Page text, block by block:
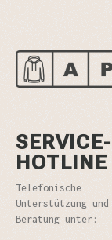
SERVICE-
HOTLINE
Telefonische
Unterstützung und
Beratung unter: